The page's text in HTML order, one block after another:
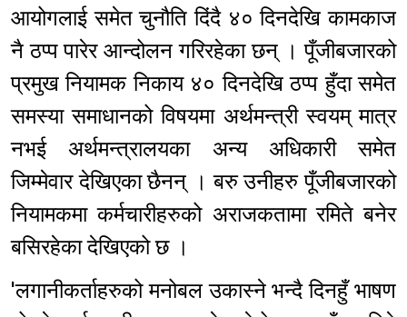
आयोगलाई समेत चुनौति दिंदै ४० दिनदेखि कामकाज
नै ठप्प पारेर आन्दोलन गरिरहेका छन् । पूँजीबजारको
प्रमुख नियामक निकाय ४० दिनदेखि ठप्प हुँदा समेत
समस्या समाधानको विषयमा अर्थमन्त्री स्वयम् मात्र
नभई अर्थमन्त्रालयका अन्य अधिकारी समेत
जिम्मेवार देखिएका छैनन् । बरु उनीहरु पूँजीबजारको
नियामकमा कर्मचारीहरुको अराजकतामा रमिते बनेर
बसिरहेका देखिएको छ ।
'लगानीकर्ताहरुको मनोबल उकास्ने भन्दै दिनहुँ भाषण